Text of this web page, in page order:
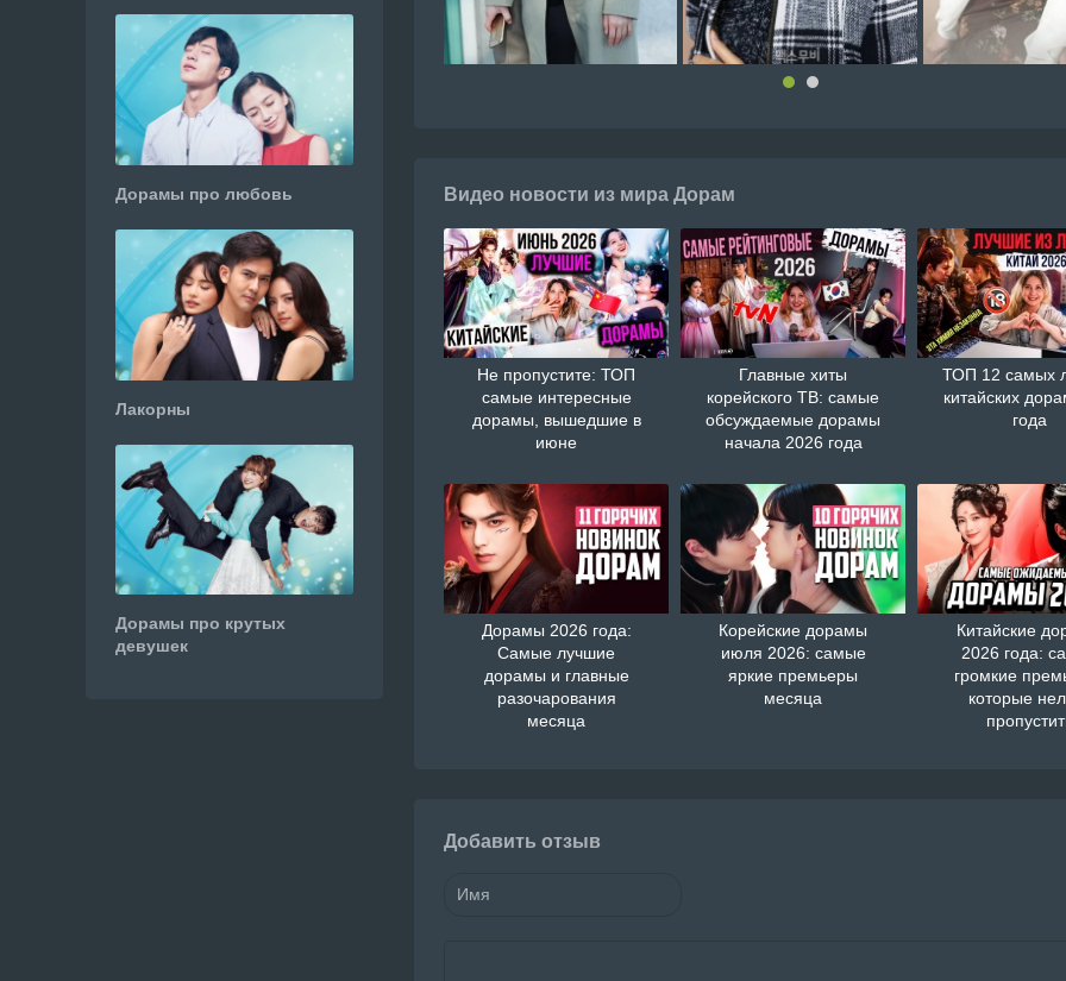
Видео новости из мира Дорам
Не пропустите: ТОП
самые интересные
дорамы, вышедшие в
июне
Главные хиты
корейского ТВ: самые
обсуждаемые дорамы
начала 2026 года
ТОП 12 самых
китайских
года
Дорамы 2026 года:
Самые лучшие
дорамы и главные
разочарования
месяца
Корейские дорамы
июля 2026: самые
яркие премьеры
месяца
Китайские
2026 года:
громкие
которые
Добавить отзыв
Дорамы про любовь
Лакорны
Дорамы про крутых
девушек